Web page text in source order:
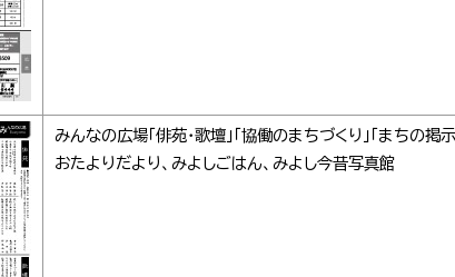
みんなの広場「俳苑・歌壇」「協働のまちづくり」「まちの掲示
おたよりだより、みよしごはん、みよし今昔写真館